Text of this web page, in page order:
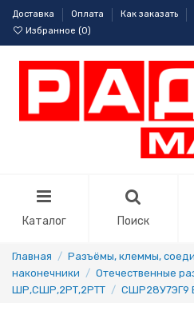
Доставка Оплата Как заказать
Избранное (0)
Каталог Поиск
Главная
Разъёмы, клеммы,
наконечники
Отечественные
ШР,СШР,2РТ,2РТТ
СШР28У7ЭГ9